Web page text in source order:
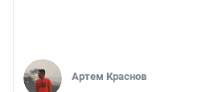
Артем Краснов